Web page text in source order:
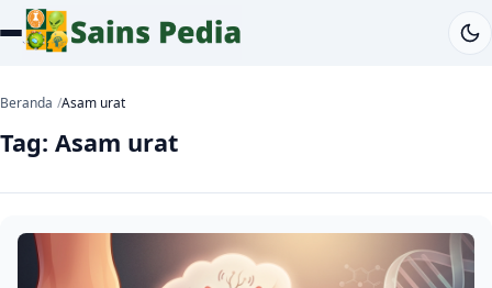
Beranda Asam urat
Tag: Asam urat